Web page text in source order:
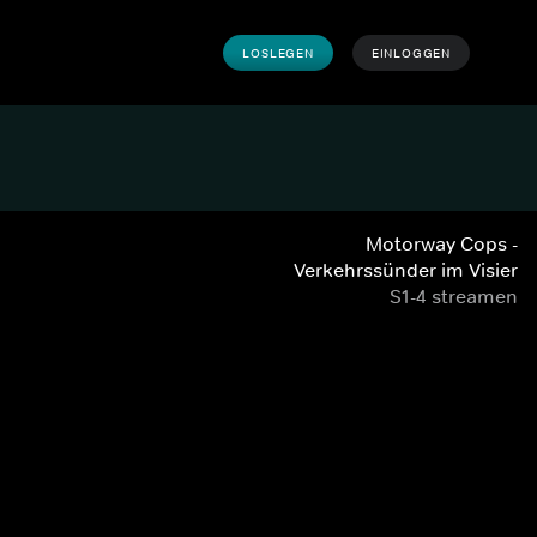
LOSLEGEN EINLOGGEN
Motorway Cops -
Verkehrssünder im Visier
S1-4 streamen